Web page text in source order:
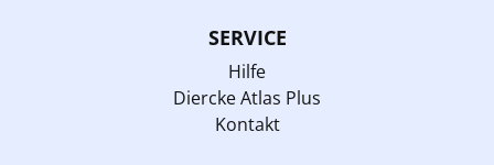
SERVICE
Hilfe
Diercke Atlas Plus
Kontakt